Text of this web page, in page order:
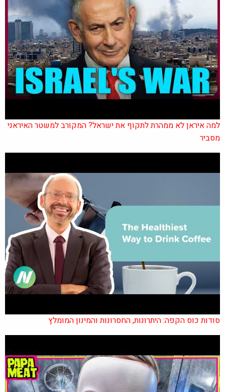
למה איראן לא ממהרת לתקוף את ישראל? המקורב למשטר האיראני
מסביר
סודות כוס הקפה: היתרונות, החסרונות והמינון המומלץ